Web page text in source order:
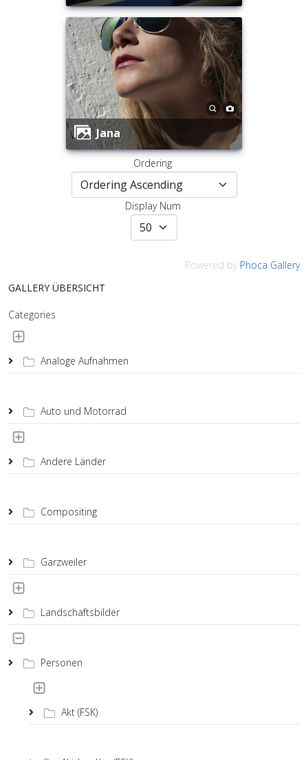
Jana
Ordering
Display Num
Powered by Phoca Gallery
GALLERY ÜBERSICHT
Categories
Analoge Aufnahmen
Auto und Motorrad
Andere Länder
Compositing
Garzweiler
Landschaftsbilder
Personen
Akt (FSK)